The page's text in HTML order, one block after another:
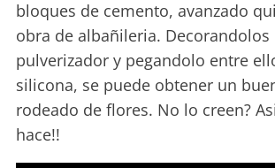
bloques de cemento, avanzado
obra de albañileria. Decorandolos
pulverizador y pegandolo entre
silicona, se puede obtener un
rodeado de flores. No lo creen?
hace!!